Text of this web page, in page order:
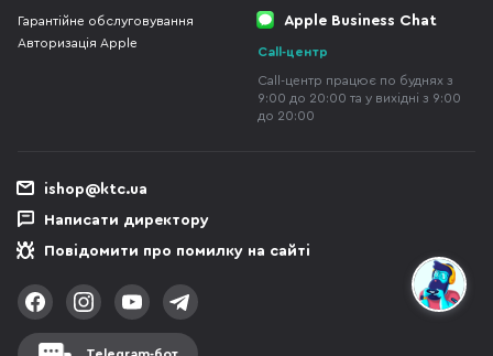
Гарантійне обслуговування
Авторизація Apple
Apple Business Chat
Call-центр
Call-центр працює по буднях з
9:00 до 20:00 та у вихідні з 9:00
до 20:00
ishop@ktc.ua
Написати директору
Повідомити про помилку на сайті